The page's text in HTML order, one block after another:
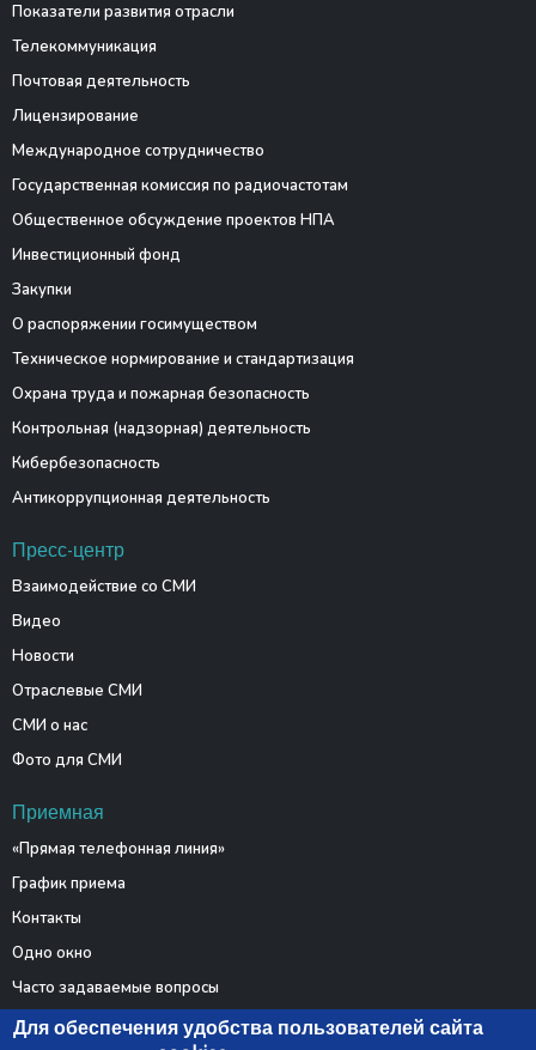
Показатели развития отрасли
Телекоммуникация
Почтовая деятельность
Лицензирование
Международное сотрудничество
Государственная комиссия по радиочастотам
Общественное обсуждение проектов НПА
Инвестиционный фонд
Закупки
О распоряжении госимуществом
Техническое нормирование и стандартизация
Охрана труда и пожарная безопасность
Контрольная (надзорная) деятельность
Кибербезопасность
Антикоррупционная деятельность
Пресс-центр
Взаимодействие со СМИ
Видео
Новости
Отраслевые СМИ
СМИ о нас
Фото для СМИ
Приемная
«Прямая телефонная линия»
График приема
Контакты
Одно окно
Часто задаваемые вопросы
Электронные обращения
Для обеспечения удобства пользователей сайта